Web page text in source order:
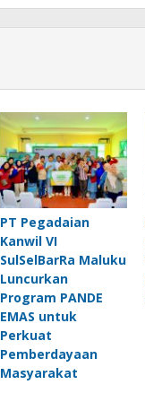
PT Pegadaian
Kanwil VI
SulSelBarRa Maluku
Luncurkan
Program PANDE
EMAS untuk
Perkuat
Pemberdayaan
Masyarakat